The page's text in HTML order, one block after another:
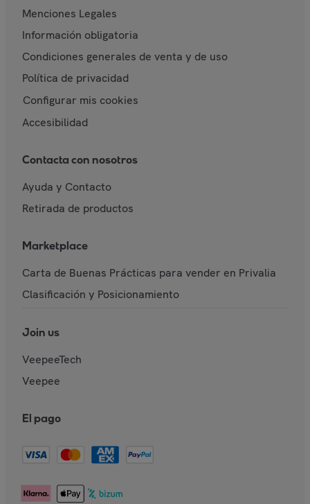
Menciones Legales
Información obligatoria
Condiciones generales de venta y de uso
Política de privacidad
Configurar mis cookies
Accesibilidad
Contacta con nosotros
Ayuda y Contacto
Retirada de productos
Marketplace
Carta de Buenas Prácticas para vender en Privalia
Clasificación y Posicionamiento
Join us
VeepeeTech
Veepee
El pago